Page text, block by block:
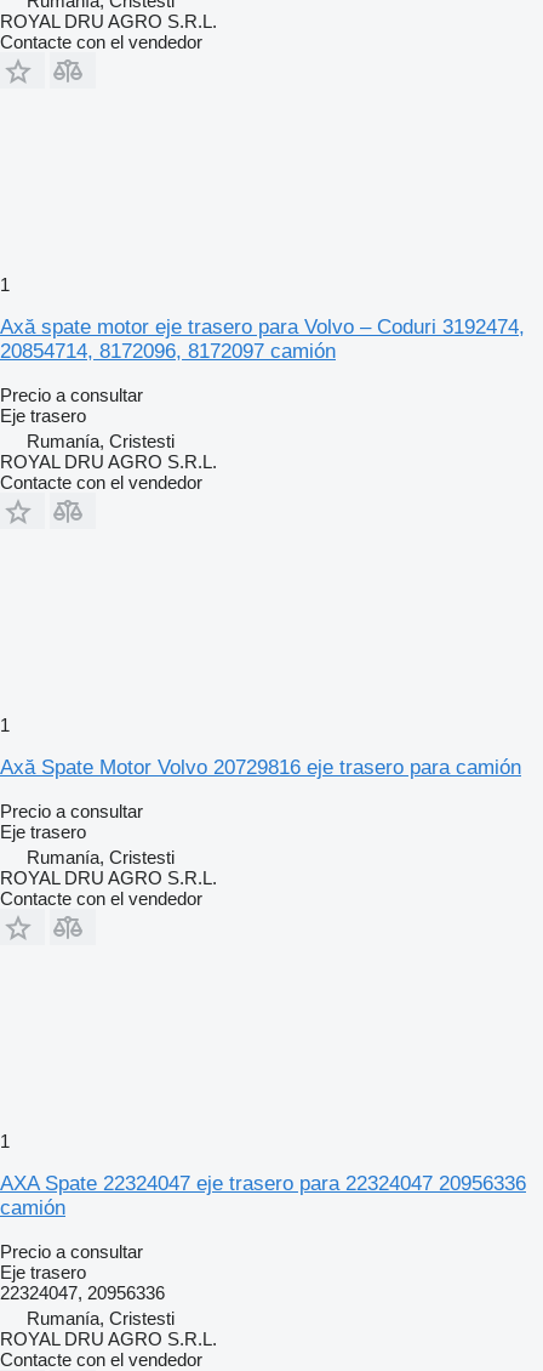
ROYAL DRU AGRO S.R.L.
Contacte con el vendedor
1
Axă spate motor eje trasero para Volvo – Coduri 3192474,
20854714, 8172096, 8172097 camión
Precio a consultar
Eje trasero
Rumanía, Cristesti
ROYAL DRU AGRO S.R.L.
Contacte con el vendedor
1
Axă Spate Motor Volvo 20729816 eje trasero para camión
Precio a consultar
Eje trasero
Rumanía, Cristesti
ROYAL DRU AGRO S.R.L.
Contacte con el vendedor
1
AXA Spate 22324047 eje trasero para 22324047 20956336
camión
Precio a consultar
Eje trasero
22324047, 20956336
Rumanía, Cristesti
ROYAL DRU AGRO S.R.L.
Contacte con el vendedor